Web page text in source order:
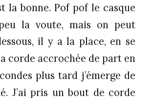
la bonne. Pof pof le casque
la voute, mais on peut
il y a la place, en se
corde accrochée de part en
plus tard j’émerge de
J’ai pris un bout de corde